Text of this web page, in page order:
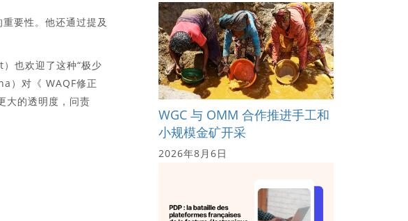
要性。他还通过提及
也欢迎了这种“极少
）对《 WAQF修正
大的透明度，问责
WGC 与 OMM 合作推进手工和
小规模金矿开采
2026年8月6日